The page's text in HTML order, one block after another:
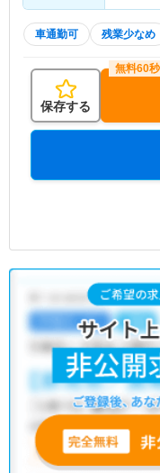
車通勤可 残業少なめ
保存する